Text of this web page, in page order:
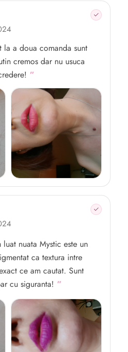
la a doua comanda sunt
cremos dar nu usuca
nuata Mystic este un
ca textura intre
ce am cautat. Sunt
cu siguranta!